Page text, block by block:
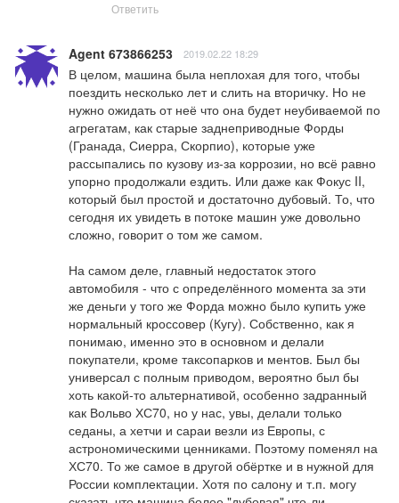
Ответить
Agent 673866253 2019.02.22 18:29
В целом, машина была неплохая для того, чтобы
поездить несколько лет и слить на вторичку. Но не
нужно ожидать от неё что она будет неубиваемой по
агрегатам, как старые заднеприводные Форды
(Гранада, Сиерра, Скорпио), которые уже
рассыпались по кузову из-за коррозии, но всё равно
упорно продолжали ездить. Или даже как Фокус II,
который был простой и достаточно дубовый. То, что
сегодня их увидеть в потоке машин уже довольно
сложно, говорит о том же самом.
На самом деле, главный недостаток этого
автомобиля - что с определённого момента за эти
же деньги у того же Форда можно было купить уже
нормальный кроссовер (Кугу). Собственно, как я
понимаю, именно это в основном и делали
покупатели, кроме таксопарков и ментов. Был бы
универсал с полным приводом, вероятно был бы
хоть какой-то альтернативой, особенно задранный
как Вольво ХС70, но у нас, увы, делали только
седаны, а хетчи и сараи везли из Европы, с
астрономическими ценниками. Поэтому поменял на
ХС70. То же самое в другой обёртке и в нужной для
России комплектации. Хотя по салону и т.п. могу